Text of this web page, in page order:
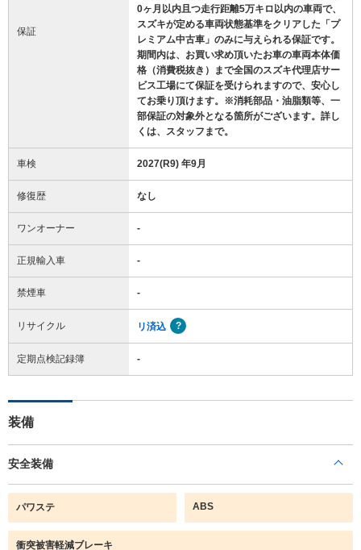
保証
0ヶ月以内且つ走行距離5万キロ以内の車両で、
スズキが定める車両状態基準をクリアした「プ
レミアム中古車」のみに与えられる保証です。
期間内は、お買い求め頂いたお車の車両本体価
格（消費税抜き）まで全国のスズキ代理店サー
ビス工場にて保証を受けられますので、安心し
てお乗り頂けます。※消耗部品・油脂類等、一
部保証の対象外となる箇所がございます。詳し
くは、スタッフまで。
車検 2027(R9) 年9月
修復歴 なし
ワンオーナー -
正規輸入車 -
禁煙車 -
リサイクル リ済込
定期点検記録簿 -
装備
安全装備
パワステ ABS
衝突被害軽減ブレーキ